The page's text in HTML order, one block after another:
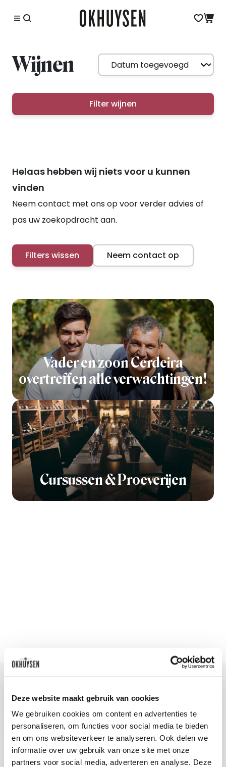
Deze website maakt gebruik van cookies
We gebruiken cookies om content en advertenties te
personaliseren, om functies voor social media te bieden
en om ons websiteverkeer te analyseren. Ook delen we
informatie over uw gebruik van onze site met onze
partners voor social media, adverteren en analyse. Deze
Wijnen
Filter wijnen
Helaas hebben wij niets voor u kunnen
vinden
Neem contact met ons op voor verder advies of
pas uw zoekopdracht aan.
Filters wissen Neem contact op
Vader en zoon Cerdeira
overtreffen alle verwachtingen!
Cursussen & Proeverijen
Blijf op de hoogte
Ontvang het laatste wijnnieuws, proeverijen en
evenementen
E-mailadres